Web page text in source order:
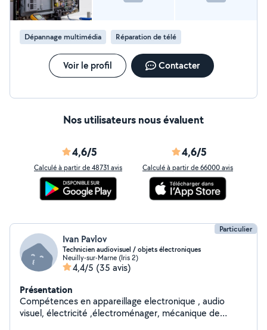
Dépannage multimédia Réparation de télé
Voir le profil Contacter
Nos utilisateurs nous évaluent
4,6/5
Calculé à partir de 48731 avis
4,6/5
Calculé à partir de 66000 avis
Particulier
Ivan Pavlov
Technicien audiovisuel / objets électroniques
Neuilly-sur-Marne (Iris 2)
4,4/5 (35 avis)
Présentation
Compétences en appareillage electronique , audio
visuel, électricité ,électroménager, mécanique de